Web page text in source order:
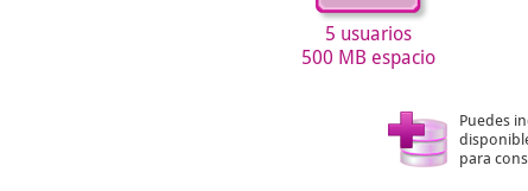
5 usuarios
500 MB espacio
Puedes
para